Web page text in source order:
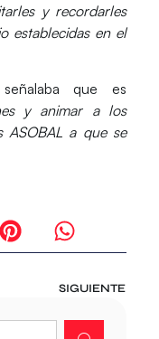
y recordarles
establecidas en el
que es
y animar a los
ASOBAL a que se
SIGUIENTE